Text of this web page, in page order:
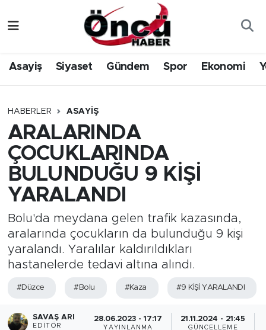
Asayiş Siyaset Gündem Spor Ekonomi
HABERLER ASAYIŞ
ARALARINDA
ÇOCUKLARINDA
BULUNDUĞU 9 KİŞİ
YARALANDI
Bolu'da meydana gelen trafik kazasında,
aralarında çocukların da bulunduğu 9 kişi
yaralandı. Yaralılar kaldırıldıkları
hastanelerde tedavi altına alındı.
#Düzce #Bolu #Kaza #9 KİŞİ YARALANDI
SAVAŞ ARI
EDITÖR
28.06.2023 - 17:17
YAYINLANMA
21.11.2024 - 21:45
GÜNCELLEME
Gündem
Sağlık & Çevre
Spor
Siyaset
Yerel Haber
Öncü Radyo Dinle
Öncü TV İzle
Düzce Nöbetçi Eczaneler
Düzce Hava Durumu
Düzce Namaz Vakitleri
Düzce Trafik Yoğunluk Haritası
Süper Lig Puan Durumu ve Fikstür
Tüm Manşetler
Son Dakika Haberleri
Haber Arşivi